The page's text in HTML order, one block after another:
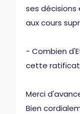
ses
aux cours
- Combien
cette
Merci
Bien